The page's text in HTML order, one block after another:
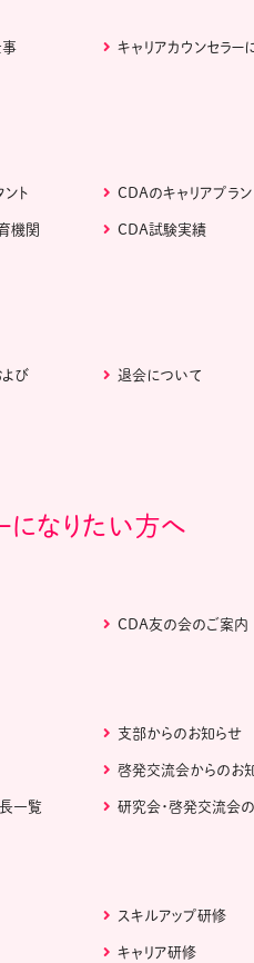
事 キャリアカウンセラー
ト CDAのキャリアプラン
機関 CDA試験実績
び
退会について
になりたい方へ
CDA友の会のご案内
支部からのお知らせ
啓発交流会からのお
一覧 研究会・啓発交流会
スキルアップ研修
キャリア研修